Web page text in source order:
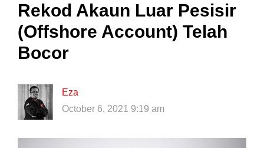
Rekod Akaun Luar Pesisir
(Offshore Account) Telah
Bocor
Eza
October 6, 2021 9:19 am